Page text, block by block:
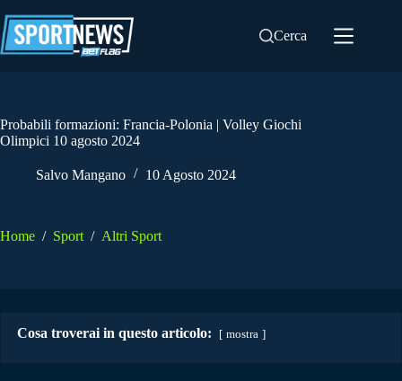
al
contenuto
Cerca
Probabili formazioni: Francia-Polonia | Volley Giochi
Olimpici 10 agosto 2024
Salvo Mangano 10 Agosto 2024
Home / Sport / Altri Sport
Cosa troverai in questo articolo: mostra